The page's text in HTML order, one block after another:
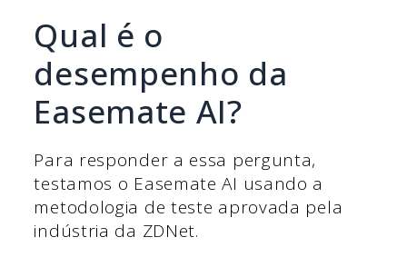
Qual é o
desempenho da
Easemate AI?
Para responder a essa pergunta,
testamos o Easemate AI usando a
metodologia de teste aprovada pela
indústria da ZDNet.